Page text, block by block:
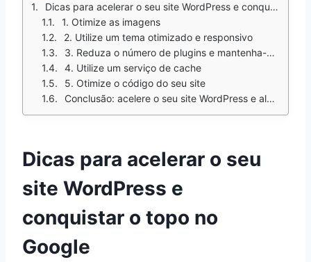
Dicas para acelerar o seu site WordPress e conquistar o topo no Google
1. Otimize as imagens
2. Utilize um tema otimizado e responsivo
3. Reduza o número de plugins e mantenha-os atualizados
4. Utilize um serviço de cache
5. Otimize o código do seu site
Conclusão: acelere o seu site WordPress e alcance o sucesso online
Dicas para acelerar o seu
site WordPress e
conquistar o topo no
Google